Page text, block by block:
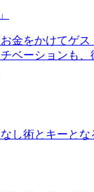
金をかけてゲ
ベーションも
し術とキーと